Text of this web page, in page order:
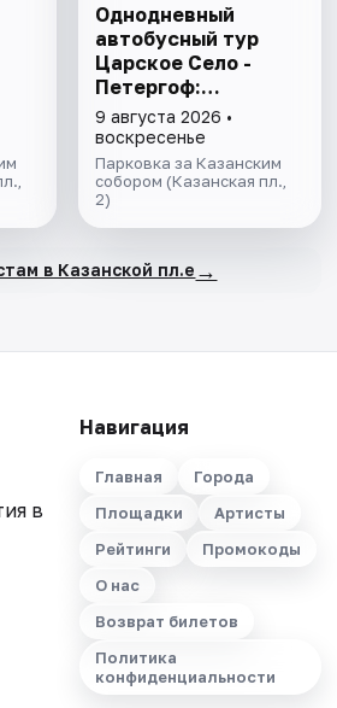
Однодневный
автобусный тур
Царское Село -
Петергоф:
"Янтарная комната
и Фонтаны
Петергофа за 1
день"
9 августа 2026 •
воскресенье
Парковка за Казанским
собором (Казанская пл.,
2)
в Казанской пл.е →
в
Навигация
Главная
Города
Площадки
Артисты
Рейтинги
Промокоды
О нас
Возврат билетов
Политика
конфиденциальности